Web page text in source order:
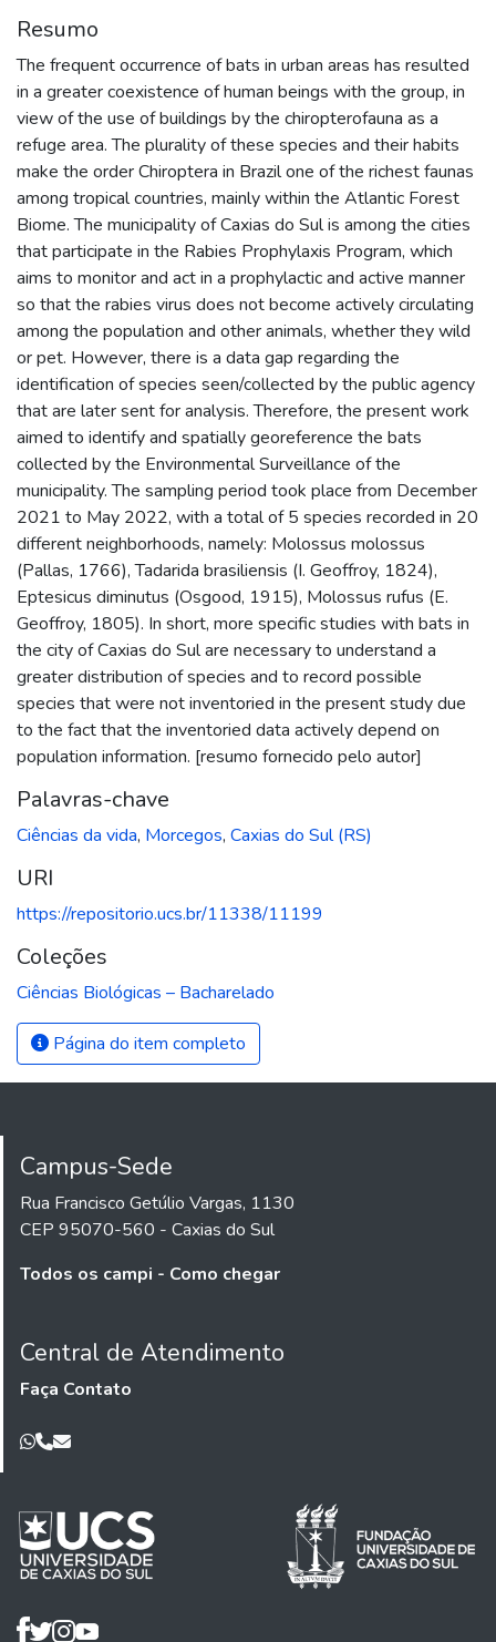
Resumo
The frequent occurrence of bats in urban areas has resulted
in a greater coexistence of human beings with the group, in
view of the use of buildings by the chiropterofauna as a
refuge area. The plurality of these species and their habits
make the order Chiroptera in Brazil one of the richest faunas
among tropical countries, mainly within the Atlantic Forest
Biome. The municipality of Caxias do Sul is among the cities
that participate in the Rabies Prophylaxis Program, which
aims to monitor and act in a prophylactic and active manner
so that the rabies virus does not become actively circulating
among the population and other animals, whether they wild
or pet. However, there is a data gap regarding the
identification of species seen/collected by the public agency
that are later sent for analysis. Therefore, the present work
aimed to identify and spatially georeference the bats
collected by the Environmental Surveillance of the
municipality. The sampling period took place from December
2021 to May 2022, with a total of 5 species recorded in 20
different neighborhoods, namely: Molossus molossus
(Pallas, 1766), Tadarida brasiliensis (I. Geoffroy, 1824),
Eptesicus diminutus (Osgood, 1915), Molossus rufus (E.
Geoffroy, 1805). In short, more specific studies with bats in
the city of Caxias do Sul are necessary to understand a
greater distribution of species and to record possible
species that were not inventoried in the present study due
to the fact that the inventoried data actively depend on
population information. [resumo fornecido pelo autor]
Palavras-chave
Ciências da vida, Morcegos, Caxias do Sul (RS)
URI
https://repositorio.ucs.br/11338/11199
Coleções
Ciências Biológicas – Bacharelado
Página do item completo
Campus-Sede
Rua Francisco Getúlio Vargas, 1130
CEP 95070-560 - Caxias do Sul
Todos os campi - Como chegar
Central de Atendimento
Faça Contato